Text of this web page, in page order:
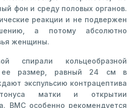
фон и среду половых органов.
реакции и не подвержен
а потому абсолютно
женщины.
спирали кольцеобразной
ее размер, равный 24 см в
экспульсию контрацептива
матки и открытии
ВМС особенно рекомендуется